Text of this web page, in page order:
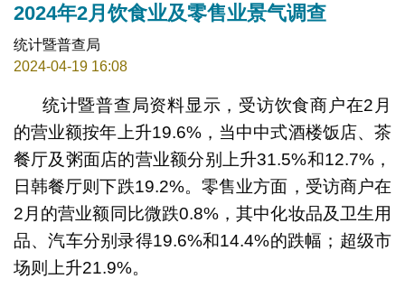
2024年2月饮食业及零售业景气调查
统计暨普查局
2024-04-19 16:08
统计暨普查局资料显示，受访饮食商户在2月
的营业额按年上升19.6%，当中中式酒楼饭店、茶
餐厅及粥面店的营业额分别上升31.5%和12.7%，
日韩餐厅则下跌19.2%。零售业方面，受访商户在
2月的营业额同比微跌0.8%，其中化妆品及卫生用
品、汽车分别录得19.6%和14.4%的跌幅；超级市
场则上升21.9%。